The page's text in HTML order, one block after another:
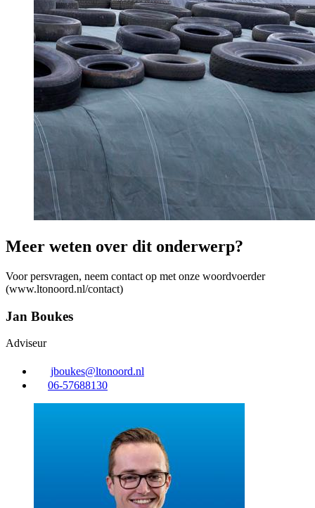
Meer weten over dit onderwerp?
Voor persvragen, neem contact op met onze woordvoerder
(www.ltonoord.nl/contact)
Jan Boukes
Adviseur
jboukes@ltonoord.nl
06-57688130